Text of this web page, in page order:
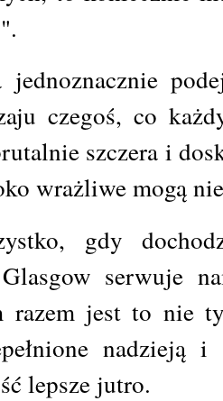
jednoznacznie
czegoś, co
szczera i
wrażliwe mogą
gdy
serwuje
razem jest to nie
nadzieją
lepsze jutro.